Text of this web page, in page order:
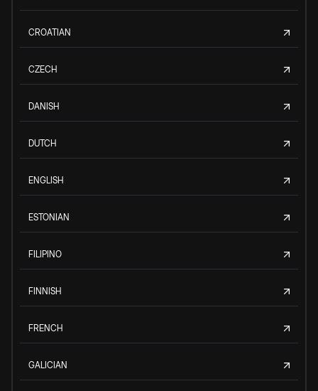
CROATIAN
CZECH
DANISH
DUTCH
ENGLISH
ESTONIAN
FILIPINO
FINNISH
FRENCH
GALICIAN